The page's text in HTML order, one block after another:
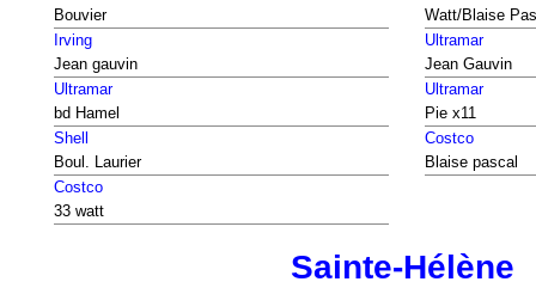
Bouvier
Watt/Blaise
Irving
Jean gauvin
Ultramar
Jean Gauvin
Ultramar
bd Hamel
Ultramar
Pie x11
Shell
Boul. Laurier
Costco
Blaise pascal
Costco
33 watt
Sainte-Hélène